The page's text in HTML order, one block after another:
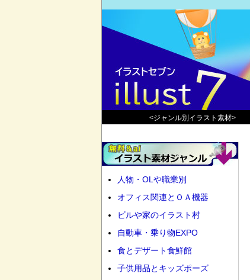
<ジャンル別イラスト素材>
人物・OLや職業別
オフィス関連とＯＡ機器
ビルや家のイラスト村
自動車・乗り物EXPO
食とデザート食鮮館
子供用品とキッズポーズ